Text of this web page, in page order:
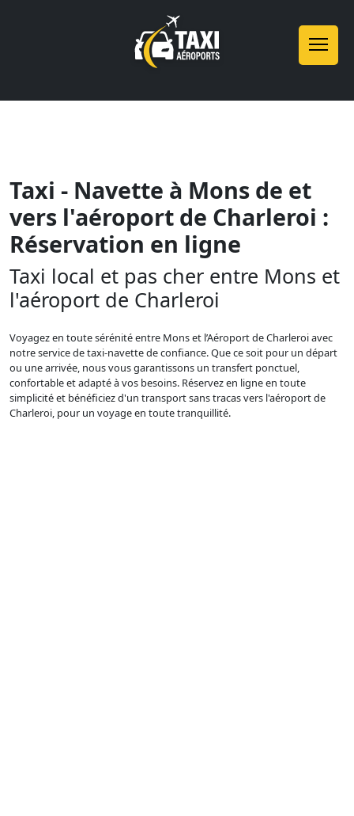
Taxi - Navette à Mons de et
vers l'aéroport de Charleroi :
Réservation en ligne
Taxi local et pas cher entre Mons et
l'aéroport de Charleroi
Voyagez en toute sérénité entre Mons et l’Aéroport de Charleroi avec
notre service de taxi-navette de confiance. Que ce soit pour un départ
ou une arrivée, nous vous garantissons un transfert ponctuel,
confortable et adapté à vos besoins. Réservez en ligne en toute
simplicité et bénéficiez d'un transport sans tracas vers l'aéroport de
Charleroi, pour un voyage en toute tranquillité.